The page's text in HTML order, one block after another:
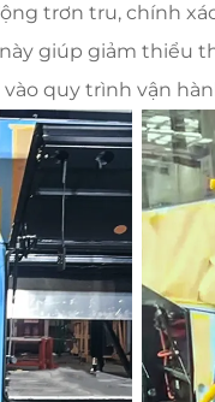
trơn tru, chính
giúp giảm thiểu
quy trình vận